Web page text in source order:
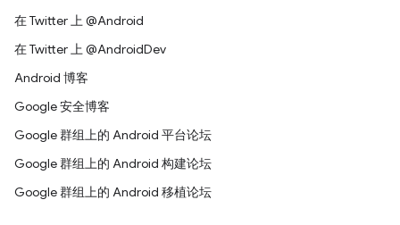
在 Twitter 上 @Android
在 Twitter 上 @AndroidDev
Android 博客
Google 安全博客
Google 群组上的 Android 平台论坛
Google 群组上的 Android 构建论坛
Google 群组上的 Android 移植论坛